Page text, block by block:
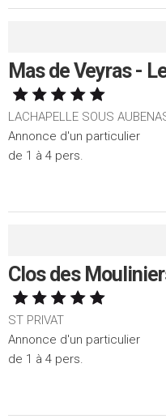
Mas de Veyras -
LACHAPELLE SOUS
Annonce d'un particulier
de 1 à 4 pers.
Clos des
ST PRIVAT
Annonce d'un particulier
de 1 à 4 pers.